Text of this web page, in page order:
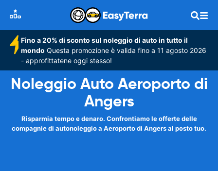
Fino a 20% di sconto sul noleggio di auto in tutto il
mondo Questa promozione è valida fino a 11 agosto 2026
- approfittatene oggi stesso!
Noleggio Auto Aeroporto di
Angers
Risparmia tempo e denaro. Confrontiamo le offerte delle
compagnie di autonoleggio a Aeroporto di Angers al posto tuo.